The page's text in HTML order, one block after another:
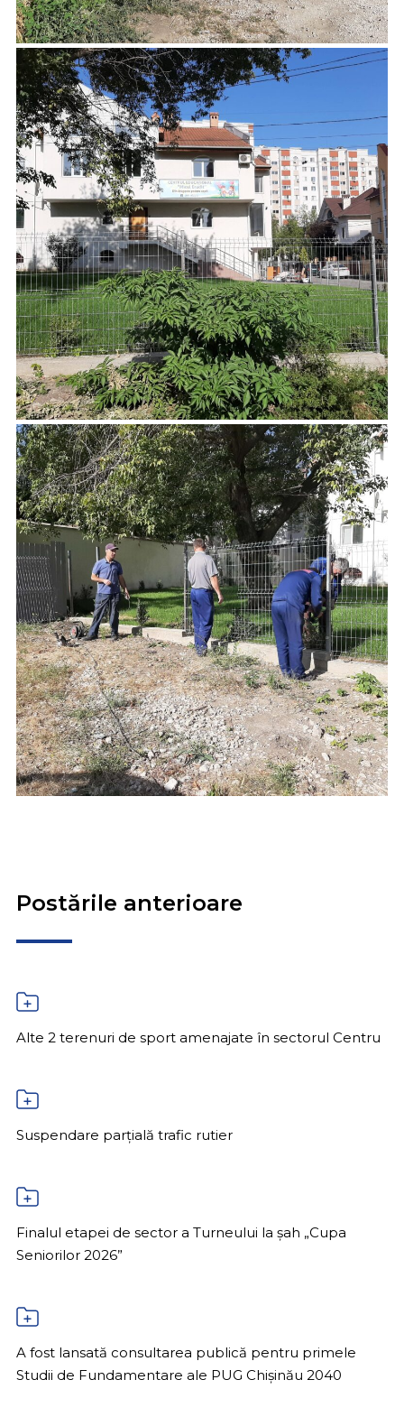
Postările anterioare
Alte 2 terenuri de sport amenajate în sectorul Centru
Suspendare parțială trafic rutier
Finalul etapei de sector a Turneului la șah „Cupa
Seniorilor 2026”
A fost lansată consultarea publică pentru primele
Studii de Fundamentare ale PUG Chișinău 2040